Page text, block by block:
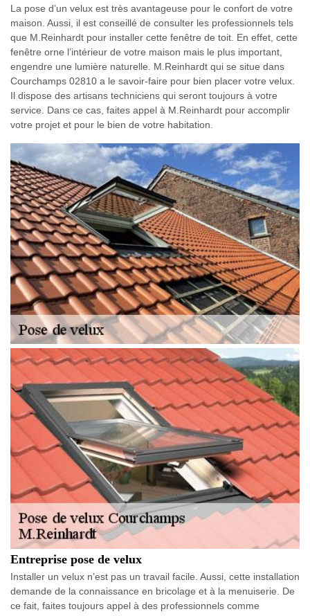
La pose d’un velux est très avantageuse pour le confort de votre
maison. Aussi, il est conseillé de consulter les professionnels tels
que M.Reinhardt pour installer cette fenêtre de toit. En effet, cette
fenêtre orne l’intérieur de votre maison mais le plus important,
engendre une lumière naturelle. M.Reinhardt qui se situe dans
Courchamps 02810 a le savoir-faire pour bien placer votre velux.
Il dispose des artisans techniciens qui seront toujours à votre
service. Dans ce cas, faites appel à M.Reinhardt pour accomplir
votre projet et pour le bien de votre habitation.
Entreprise pose de velux
Installer un velux n’est pas un travail facile. Aussi, cette installation
demande de la connaissance en bricolage et à la menuiserie. De
ce fait, faites toujours appel à des professionnels comme